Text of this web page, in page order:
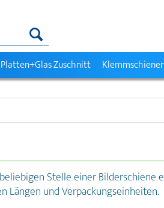
Platten+Glas Zuschnitt
Stelle einer Bilderschiene
Längen und Verpackungseinheiten.